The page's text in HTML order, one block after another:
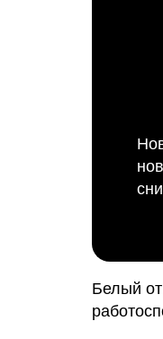
Белый